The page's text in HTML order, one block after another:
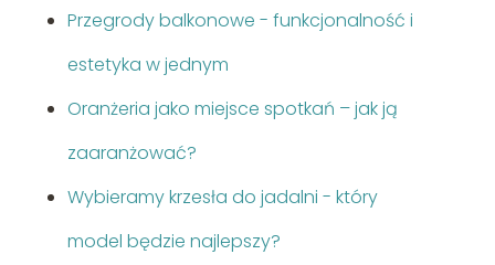
Przegrody balkonowe - funkcjonalność i
estetyka w jednym
Oranżeria jako miejsce spotkań – jak ją
zaaranżować?
Wybieramy krzesła do jadalni - który
model będzie najlepszy?